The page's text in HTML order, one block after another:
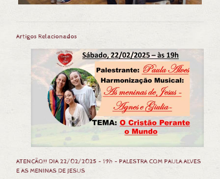
Artigos Relacionados
ATENÇÃO!! DIA 22/02/2025 – 19h – PALESTRA COM PAULA ALVES
E AS MENINAS DE JESUS